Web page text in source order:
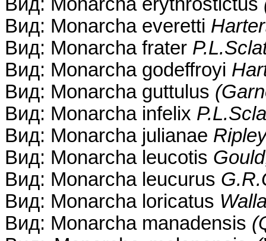
Вид: Monarcha erythrostictus
Вид: Monarcha everetti
Вид: Monarcha frater
Вид: Monarcha godeffroyi
Вид: Monarcha guttulus
Вид: Monarcha infelix
Вид: Monarcha julianae
Вид: Monarcha leucotis
Вид: Monarcha leucurus
Вид: Monarcha loricatus
Вид: Monarcha manadensis